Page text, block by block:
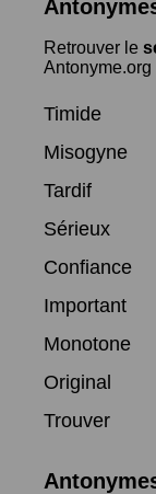
Retrouver le
Antonyme.org
Timide
Misogyne
Tardif
Sérieux
Confiance
Important
Monotone
Original
Trouver